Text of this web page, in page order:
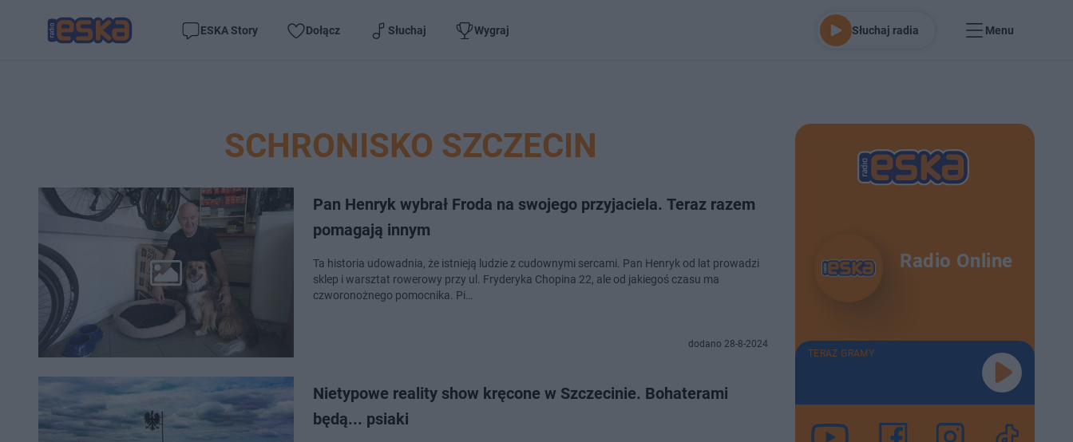
ESKA Story Dołącz Słuchaj Wygraj Słuchaj radia Menu
SCHRONISKO SZCZECIN
Pan Henryk wybrał Froda na swojego przyjaciela. Teraz razem
pomagają innym
Ta historia udowadnia, że istnieją ludzie z cudownymi sercami. Pan Henryk od lat prowadzi
sklep i warsztat rowerowy przy ul. Fryderyka Chopina 22, ale od jakiegoś czasu ma
czworonożnego pomocnika. Pi…
dodano 28-8-2024
Nietypowe reality show kręcone w Szczecinie. Bohaterami
będą... psiaki
Radio Online
TERAZ GRAMY